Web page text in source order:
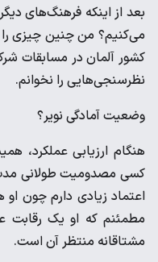
بعد از اینکه فرهنگ‌های
می‌کنیم؟ من چنین چیزی
کشور آلمان در مسابقات
نظرسنجی‌هایی را نخوانم.
وضعیت آمادگی نویر؟
هنگام ارزیابی عملکرد،
کسی مصدومیت طولانی
اعتماد زیادی دارم چون
مطمئنم که او یک رقابت
مشتاقانه منتظر آن است.